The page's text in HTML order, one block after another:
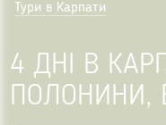
Тури в Карпати
4 ДНІ В
ПОЛОНИНИ,